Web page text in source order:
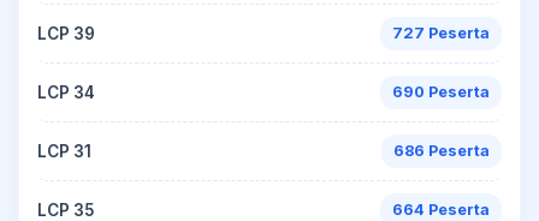
LCP 39 727 Peserta
LCP 34 690 Peserta
LCP 31 686 Peserta
LCP 35 664 Peserta